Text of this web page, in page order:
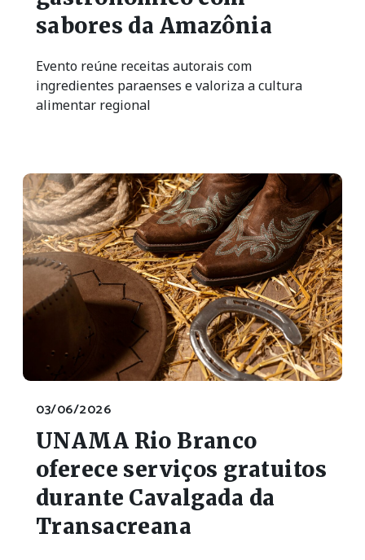
sabores da Amazônia
Evento reúne receitas autorais com
ingredientes paraenses e valoriza a cultura
alimentar regional
03/06/2026
UNAMA Rio Branco
oferece serviços gratuitos
durante Cavalgada da
Transacreana